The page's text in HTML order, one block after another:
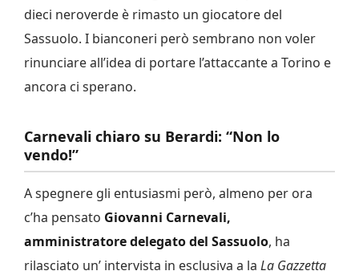
dieci neroverde è rimasto un giocatore del
Sassuolo. I bianconeri però sembrano non voler
rinunciare all’idea di portare l’attaccante a Torino e
ancora ci sperano.
Carnevali chiaro su Berardi: “Non lo
vendo!”
A spegnere gli entusiasmi però, almeno per ora
c’ha pensato Giovanni Carnevali,
amministratore delegato del Sassuolo, ha
rilasciato un’ intervista in esclusiva a la La Gazzetta